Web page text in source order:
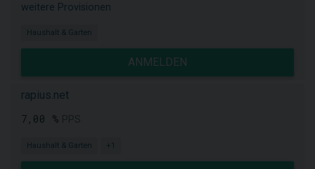
weitere Provisionen
Haushalt & Garten
ANMELDEN
rapius.net
7,00 %
Haushalt & Garten +1